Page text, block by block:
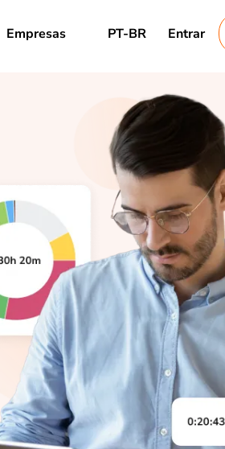
Empresas PT-BR Entrar